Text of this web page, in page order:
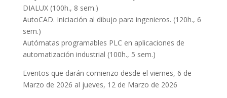
DIALUX (100h., 8 sem.)
AutoCAD. Iniciación al dibujo para ingenieros. (120h., 6
sem.)
Autómatas programables PLC en aplicaciones de
automatización industrial (100h., 5 sem.)
Eventos que darán comienzo desde el viernes, 6 de
Marzo de 2026 al jueves, 12 de Marzo de 2026